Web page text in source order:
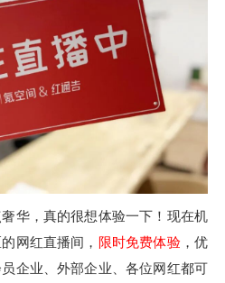
华，真的很想体验一下！现在机
网红直播间， 限时免费体验，优
企业、外部企业、各位网红都可